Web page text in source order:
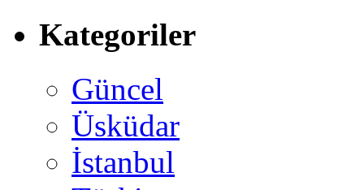
Kategoriler
Güncel
Üsküdar
İstanbul